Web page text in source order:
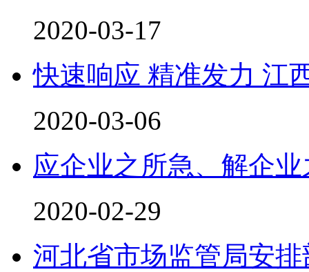
2020-03-17
快速响应 精准发力 江
2020-03-06
应企业之所急、解企
2020-02-29
河北省市场监管局安排